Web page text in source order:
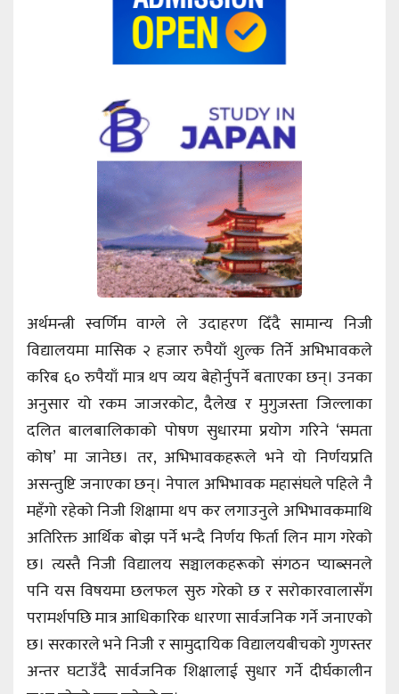
अर्थमन्त्री स्वर्णिम वाग्ले ले उदाहरण दिँदै सामान्य निजी
विद्यालयमा मासिक २ हजार रुपैयाँ शुल्क तिर्ने अभिभावकले
करिब ६० रुपैयाँ मात्र थप व्यय बेहोर्नुपर्ने बताएका छन्। उनका
अनुसार यो रकम जाजरकोट, दैलेख र मुगुजस्ता जिल्लाका
दलित बालबालिकाको पोषण सुधारमा प्रयोग गरिने ‘समता
कोष’ मा जानेछ। तर, अभिभावकहरूले भने यो निर्णयप्रति
असन्तुष्टि जनाएका छन्। नेपाल अभिभावक महासंघले पहिले नै
महँगो रहेको निजी शिक्षामा थप कर लगाउनुले अभिभावकमाथि
अतिरिक्त आर्थिक बोझ पर्ने भन्दै निर्णय फिर्ता लिन माग गरेको
छ। त्यस्तै निजी विद्यालय सञ्चालकहरूको संगठन प्याब्सनले
पनि यस विषयमा छलफल सुरु गरेको छ र सरोकारवालासँग
परामर्शपछि मात्र आधिकारिक धारणा सार्वजनिक गर्ने जनाएको
छ। सरकारले भने निजी र सामुदायिक विद्यालयबीचको गुणस्तर
अन्तर घटाउँदै सार्वजनिक शिक्षालाई सुधार गर्ने दीर्घकालीन